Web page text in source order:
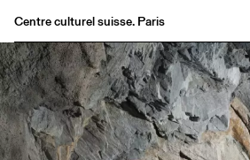
Centre culturel suisse. Paris
Agenda
Bookshop
Buvette
Archives